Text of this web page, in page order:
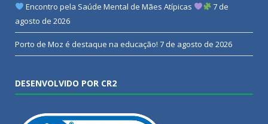
Encontro pela Saúde Mental de Mães Atípicas
7 de
agosto de 2026
Porto de Moz é destaque na educação! 7 de agosto de 2026
DESENVOLVIDO POR CR2